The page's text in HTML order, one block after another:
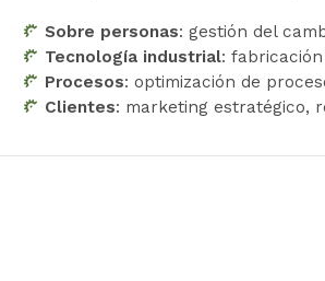
Sobre personas: gestión del
Tecnología industrial:
Procesos: optimización de
Clientes: marketing estratégico,